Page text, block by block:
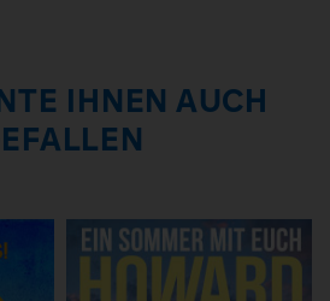
IHNEN AUCH